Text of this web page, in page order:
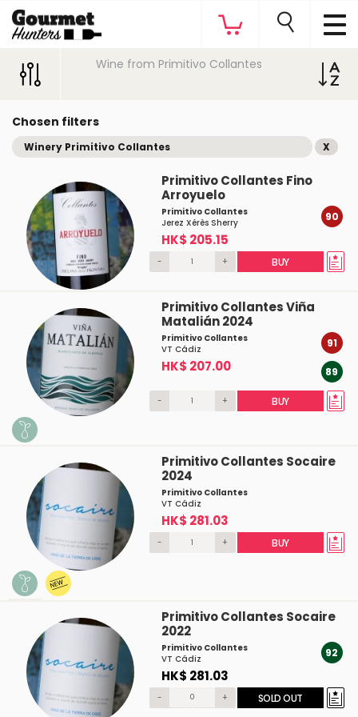
Wine from Primitivo Collantes
Chosen filters
Winery Primitivo Collantes X
Primitivo Collantes Fino
Arroyuelo
Primitivo Collantes
Jerez Xérès Sherry
HK$ 205.15
90
- + BUY
Primitivo Collantes Viña
Matalián 2024
Primitivo Collantes
VT Cádiz
HK$ 207.00
91
89
- + BUY
Primitivo Collantes Socaire
2024
Primitivo Collantes
VT Cádiz
HK$ 281.03
- + BUY
Primitivo Collantes Socaire
2022
Primitivo Collantes
VT Cádiz
HK$ 281.03
92
- + SOLD OUT